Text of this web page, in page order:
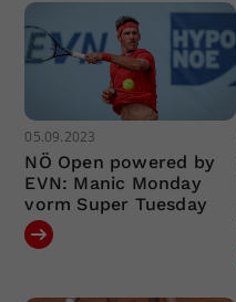
05.09.2023
NÖ Open powered by
EVN: Manic Monday
vorm Super Tuesday